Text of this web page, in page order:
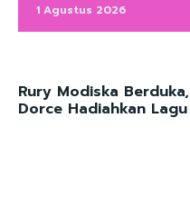
1 Agustus 2026
Rury Modiska Berduka,
Dorce Hadiahkan Lagu